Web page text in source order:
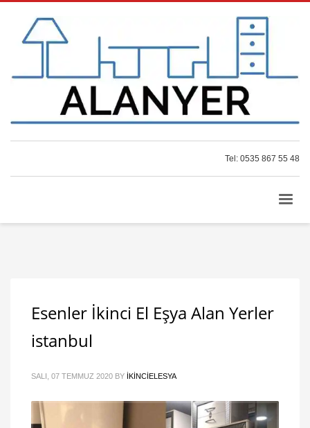
Tel: 0535 867 55 48
Esenler İkinci El Eşya Alan Yerler
istanbul
SALI, 07 TEMMUZ 2020 BY IKINCIELESYA